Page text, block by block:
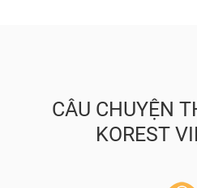
CÂU CHUYỆN
KOREST